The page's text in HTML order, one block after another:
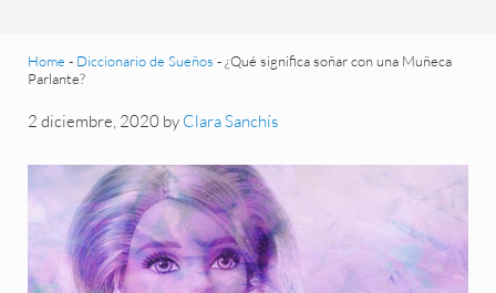
Home - Diccionario de Sueños -¿Qué significa soñar con una Muñeca
Parlante?
2 diciembre, 2020 by Clara Sanchís